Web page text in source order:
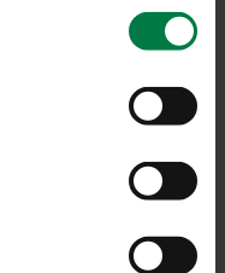
Ba­si­li­ka1 iso